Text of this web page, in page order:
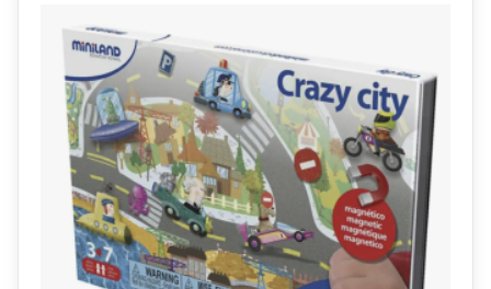
product
multiple
variants.
The
options
may
chosen
product